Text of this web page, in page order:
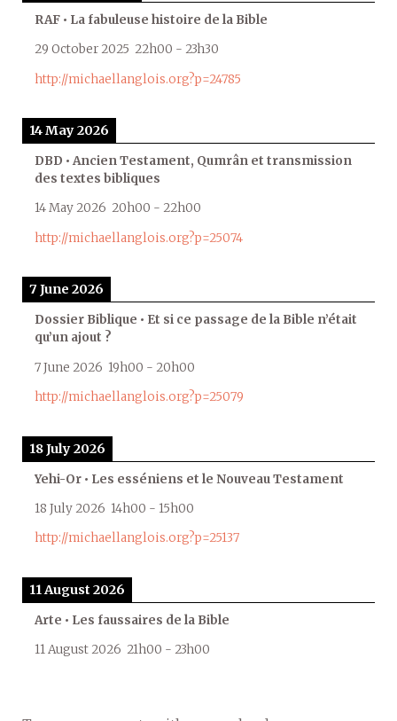
RAF • La fabuleuse histoire de la Bible
29 October 2025 22h00 - 23h30
http://michaellanglois.org?p=24785
14 May 2026
DBD • Ancien Testament, Qumrân et transmission
des textes bibliques
14 May 2026 20h00 - 22h00
http://michaellanglois.org?p=25074
7 June 2026
Dossier Biblique • Et si ce passage de la Bible n’était
qu’un ajout ?
7 June 2026 19h00 - 20h00
http://michaellanglois.org?p=25079
18 July 2026
Yehi-Or • Les esséniens et le Nouveau Testament
18 July 2026 14h00 - 15h00
http://michaellanglois.org?p=25137
11 August 2026
Arte • Les faussaires de la Bible
11 August 2026 21h00 - 23h00